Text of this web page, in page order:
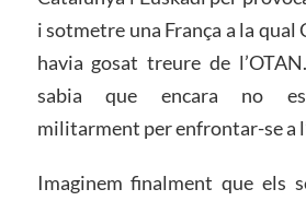
i sotmetre una França a la qual
havia gosat treure de
sabia que encara no
militarment per enfrontar-se a
Imaginem finalment que els